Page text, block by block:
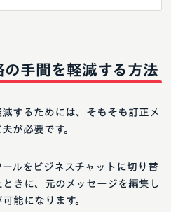
の手間を軽減する方法
するためには、そもそも訂正メ
が必要です。
ルをビジネスチャットに切り替
きに、元のメッセージを編集し
能になります。